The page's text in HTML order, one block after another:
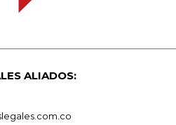
ALIADOS: